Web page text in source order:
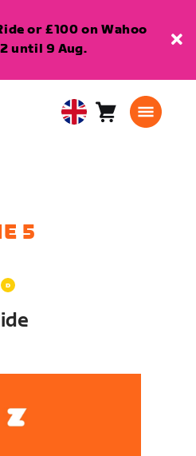
or £100 on Wahoo
2 until 9 Aug.
United Cart0
5